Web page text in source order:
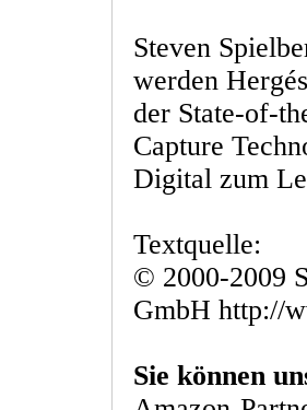
Steven
werden
der State-of-
Capture
Digital zum
Textquelle:
© 2000-2009
GmbH http://
Sie können